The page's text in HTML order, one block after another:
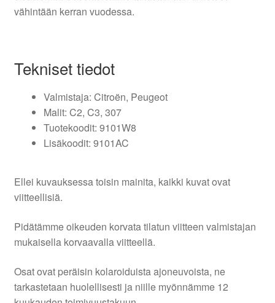
vähintään kerran vuodessa.
Tekniset tiedot
Valmistaja: Citroën, Peugeot
Malit: C2, C3, 307
Tuotekoodit: 9101W8
Lisäkoodit: 9101AC
Ellei kuvauksessa toisin mainita, kaikki kuvat ovat
viitteellisiä.
Pidätämme oikeuden korvata tilatun viitteen valmistajan
mukaisella korvaavalla viitteellä.
Osat ovat peräisin kolaroiduista ajoneuvoista, ne
tarkastetaan huolellisesti ja niille myönnämme 12